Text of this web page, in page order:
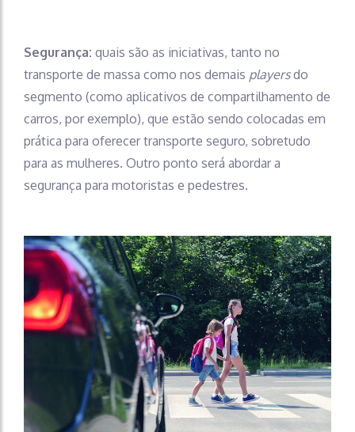
Segurança: quais são as iniciativas, tanto no
transporte de massa como nos demais playersdo
segmento (como aplicativos de compartilhamento de
carros, por exemplo), que estão sendo colocadas em
prática para oferecer transporte seguro, sobretudo
para as mulheres. Outro ponto será abordar a
segurança para motoristas e pedestres.